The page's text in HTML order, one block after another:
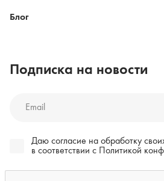
Блог
Подписка на новости
Даю согласие на обработку
в соответствии c
Политикой